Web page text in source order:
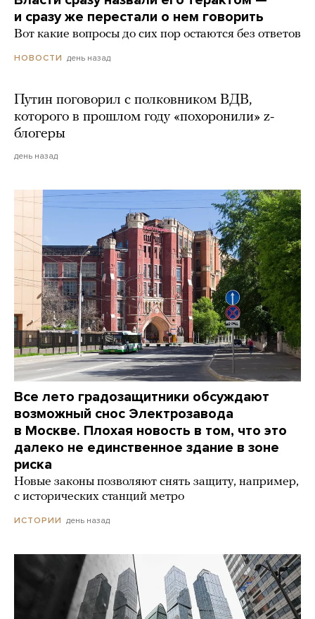
и сразу же перестали о нем говорить
Вот какие вопросы до сих пор остаются без ответов
НОВОСТИ день назад
Путин поговорил с полковником ВДВ,
которого в прошлом году «похоронили» z-
блогеры
день назад
Все лето градозащитники обсуждают
возможный снос Электрозавода
в Москве. Плохая новость в том, что это
далеко не единственное здание в зоне
риска
Новые законы позволяют снять защиту, например,
с исторических станций метро
ИСТОРИИ день назад